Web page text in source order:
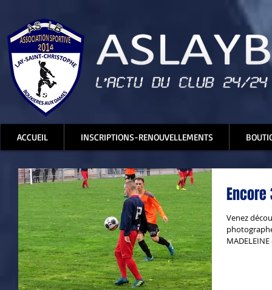
ACCUEIL INSCRIPTIONS-RENOUVELLEMENTS
Venez